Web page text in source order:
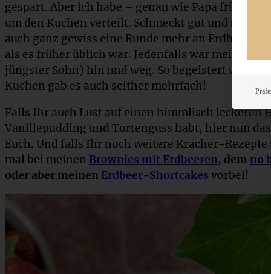
gespart. Aber ich habe – genau wie Papa früher –
um den Kuchen verteilt. Schmeckt gut und sieht
auch ganz gewiss eine Runde mehr an Erdbeeren
als es früher üblich war. Jedenfalls war meine
jüngster Sohn) hin und weg. So begeistert waren
Kuchen gab es auch seither mehrfach!
Falls Ihr auch Lust auf einen himmlisch leckeren
Vanillepudding und Tortenguss habt, hier nun
Euch. Und falls Ihr noch weitere Kracher-
mal bei meinen Brownies mit Erdbeeren, dem no
oder aber meinen Erdbeer-Shortcakes vorbei!